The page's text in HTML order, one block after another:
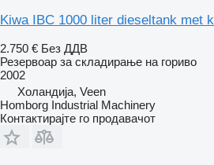
Kiwa IBC 1000 liter dieseltank met
2.750 € Без ДДВ
Резервоар за складирање на гориво
2002
Холандија, Veen
Homborg Industrial Machinery
Контактирајте го продавачот